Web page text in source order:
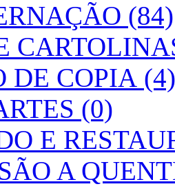
(84)
DE COPIA (4)
(0)
E
A